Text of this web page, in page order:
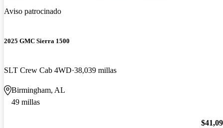
Aviso patrocinado
2025 GMC Sierra 1500
SLT Crew Cab 4WD 38,039 millas
Birmingham, AL
49 millas